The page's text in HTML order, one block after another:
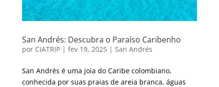
San Andrés: Descubra o Paraíso Caribenho
por CIATRIP| fev 19, 2025| San Andrés
San Andrés é uma joia do Caribe colombiano,
conhecida por suas praias de areia branca, águas